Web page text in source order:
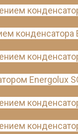
конденсатора
Energolux